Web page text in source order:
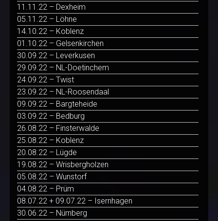
11.11.22 – Dexheim
05.11.22 – Löhne
14.10.22 – Koblenz
01.10.22 – Gelsenkirchen
30.09.22 – Leverkusen
29.09.22 – NL-Doetinchem
24.09.22 – Twist
23.09.22 – NL-Roosendaal
09.09.22 – Bargteheide
03.09.22 – Bedburg
26.08.22 – Finsterwalde
25.08.22 – Koblenz
20.08.22 – Lügde
19.08.22 – Wrisbergholzen
05.08.22 – Wunstorf
04.08.22 – Prüm
08.07.22 + 09.07.22 – Isernhagen
30.06.22 – Nürnberg